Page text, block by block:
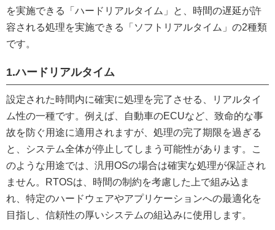
を実施できる「ハードリアルタイム」と、時間の遅延が許
容される処理を実施できる「ソフトリアルタイム」の2種類
です。
1.ハードリアルタイム
設定された時間内に確実に処理を完了させる、リアルタイ
ム性の一種です。例えば、自動車のECUなど、致命的な事
故を防ぐ用途に適用されますが、処理の完了期限を過ぎる
と、システム全体が停止してしまう可能性があります。こ
のような用途では、汎用OSの場合は確実な処理が保証され
ません。RTOSは、時間の制約を考慮した上で組み込ま
れ、特定のハードウェアやアプリケーションへの最適化を
目指し、信頼性の厚いシステムの組込みに使用します。